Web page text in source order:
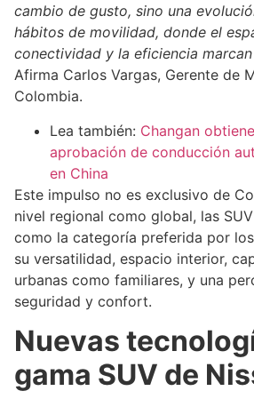
cambio de gusto, sino una
hábitos de movilidad, donde el
conectividad y la eficiencia
Afirma Carlos Vargas, Gerente de
Colombia.
Lea también: Changan
aprobación de conducción
en China
Este impulso no es exclusivo de
nivel regional como global, las
como la categoría preferida por
su versatilidad, espacio interior,
urbanas como familiares, y una
seguridad y confort.
Nuevas
gama SUV de